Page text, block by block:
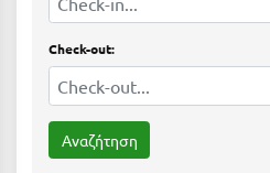
Γλυφάδα
Γρεβενά
Γύθειο
Check-out: